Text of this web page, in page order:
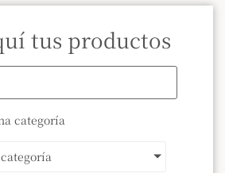
tus productos
categoría